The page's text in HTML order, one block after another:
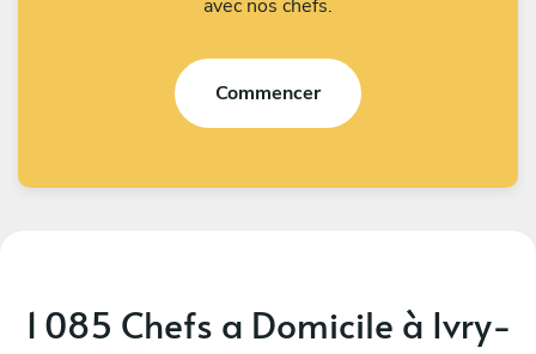
avec nos chefs.
Commencer
1 085 Chefs a Domicile à Ivry-